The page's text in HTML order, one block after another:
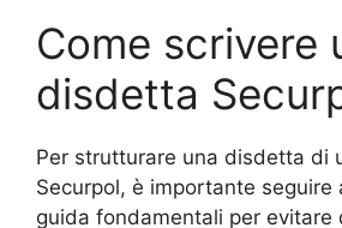
Come scrivere
disdetta
Per strutturare una disdetta di
Securpol, è importante seguire
guida fondamentali per evitare